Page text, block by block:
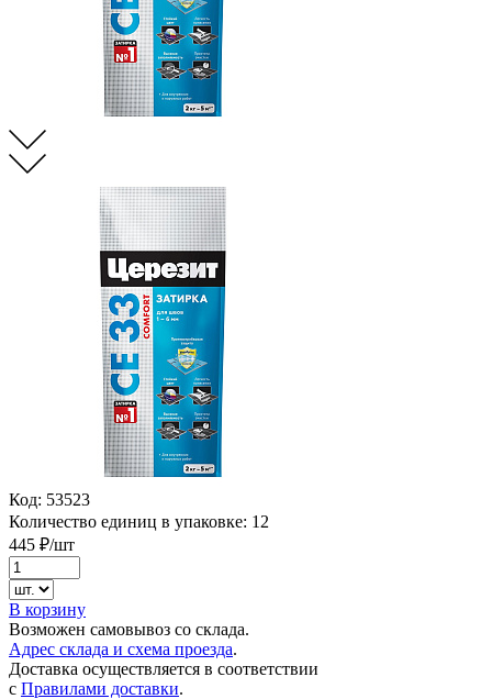
Код: 53523
Количество единиц в упаковке: 12
445 ₽/шт
В корзину
Возможен самовывоз со склада.
Адрес склада и схема проезда.
Доставка осуществляется в соответствии
с Правилами доставки.